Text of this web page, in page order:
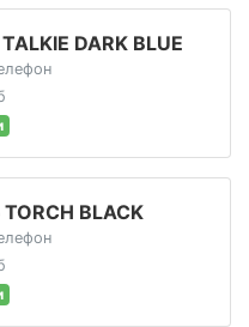
DARK BLUE
BLACK